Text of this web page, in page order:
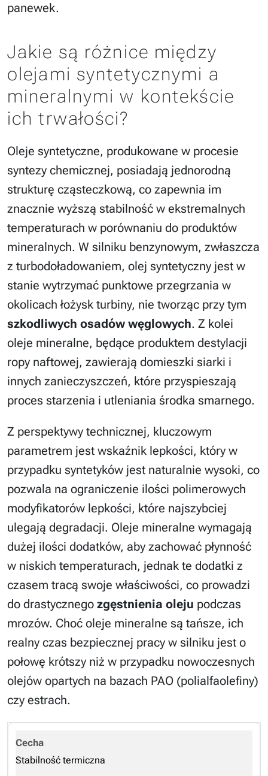
panewek.
Jakie są różnice między
olejami syntetycznymi a
mineralnymi w kontekście
ich trwałości?
Oleje syntetyczne, produkowane w procesie
syntezy chemicznej, posiadają jednorodną
strukturę cząsteczkową, co zapewnia im
znacznie wyższą stabilność w ekstremalnych
temperaturach w porównaniu do produktów
mineralnych. W silniku benzynowym, zwłaszcza
z turbodoładowaniem, olej syntetyczny jest w
stanie wytrzymać punktowe przegrzania w
okolicach łożysk turbiny, nie tworząc przy tym
szkodliwych osadów węglowych. Z kolei
oleje mineralne, będące produktem destylacji
ropy naftowej, zawierają domieszki siarki i
innych zanieczyszczeń, które przyspieszają
proces starzenia i utleniania środka smarnego.
Z perspektywy technicznej, kluczowym
parametrem jest wskaźnik lepkości, który w
przypadku syntetyków jest naturalnie wysoki, co
pozwala na ograniczenie ilości polimerowych
modyfikatorów lepkości, które najszybciej
ulegają degradacji. Oleje mineralne wymagają
dużej ilości dodatków, aby zachować płynność
w niskich temperaturach, jednak te dodatki z
czasem tracą swoje właściwości, co prowadzi
do drastycznego zgęstnienia oleju podczas
mrozów. Choć oleje mineralne są tańsze, ich
realny czas bezpiecznej pracy w silniku jest o
połowę krótszy niż w przypadku nowoczesnych
olejów opartych na bazach PAO (polialfaolefiny)
czy estrach.
Stabilność termiczna